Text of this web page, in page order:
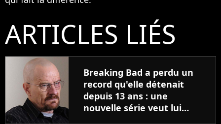
ARTICLES LIÉS
Breaking Bad a perdu un
record qu'elle détenait
depuis 13 ans : une
nouvelle série veut lui